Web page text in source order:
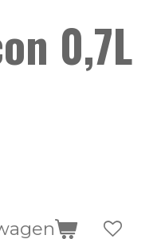
0,7L